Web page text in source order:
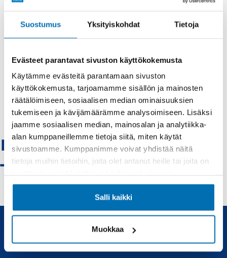
Suostumus Yksityiskohdat Tietoja
Evästeet parantavat sivuston käyttökokemusta
Käytämme evästeitä parantamaan sivuston
käyttökokemusta, tarjoamamme sisällön ja mainosten
räätälöimiseen, sosiaalisen median ominaisuuksien
tukemiseen ja kävijämäärämme analysoimiseen. Lisäksi
jaamme sosiaalisen median, mainosalan ja analytiikka-
alan kumppaneillemme tietoja siitä, miten käytät
sivustoamme. Kumppanimme voivat yhdistää näitä
tietoja muihin tietoihin, joita olet antanut heille tai joita on
Salli kaikki
Muokkaa
Porsche Panamera
- Vaihtoautot
29 900 €alk. 347 €/kk
1
Uudet ja käytetyt autot, sekä huollot joka tarpeeseen.